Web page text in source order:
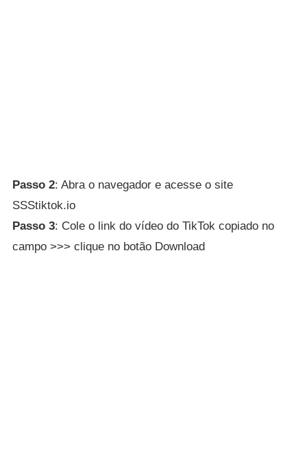
Passo 2: Abra o navegador e acesse o site
SSStiktok.io
Passo 3: Cole o link do vídeo do TikTok copiado no
campo >>> clique no botão Download